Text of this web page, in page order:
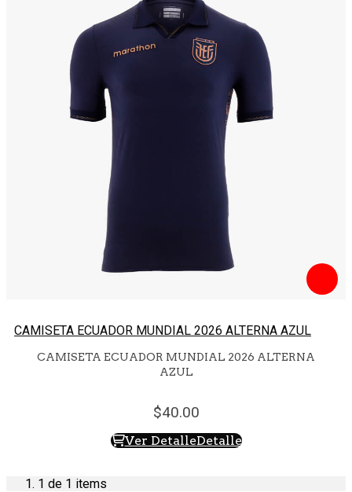
CAMISETA ECUADOR MUNDIAL 2026 ALTERNA AZUL
CAMISETA ECUADOR MUNDIAL 2026 ALTERNA
AZUL
40.00
Ver DetalleDetalle
1 de 1 items